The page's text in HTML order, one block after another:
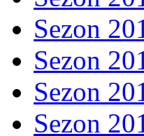
Sezon
Sezon
Sezon
Sezon